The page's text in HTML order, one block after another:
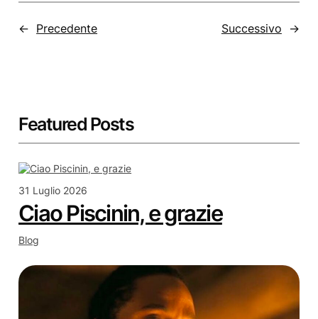
← Precedente Successivo →
Featured Posts
31 Luglio 2026
Ciao Piscinin, e grazie
Blog